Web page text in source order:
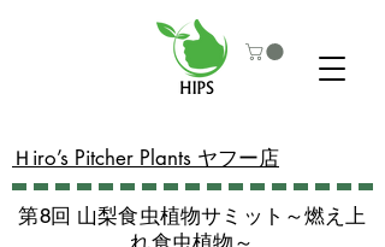
​Ｈiro’s Pitcher Plants ヤフー店
第8回 山梨食虫植物サミット～燃え上
れ食虫植物～